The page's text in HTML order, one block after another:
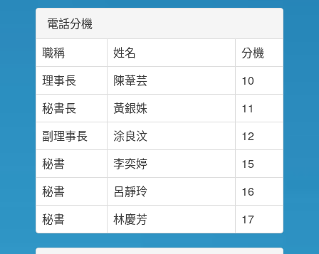
電話分機
職稱
姓名
分機
理事長
陳葦芸
10
秘書長
黃銀姝
11
副理事長
涂良汶
12
秘書
李奕婷
15
秘書
呂靜玲
16
秘書
林慶芳 17